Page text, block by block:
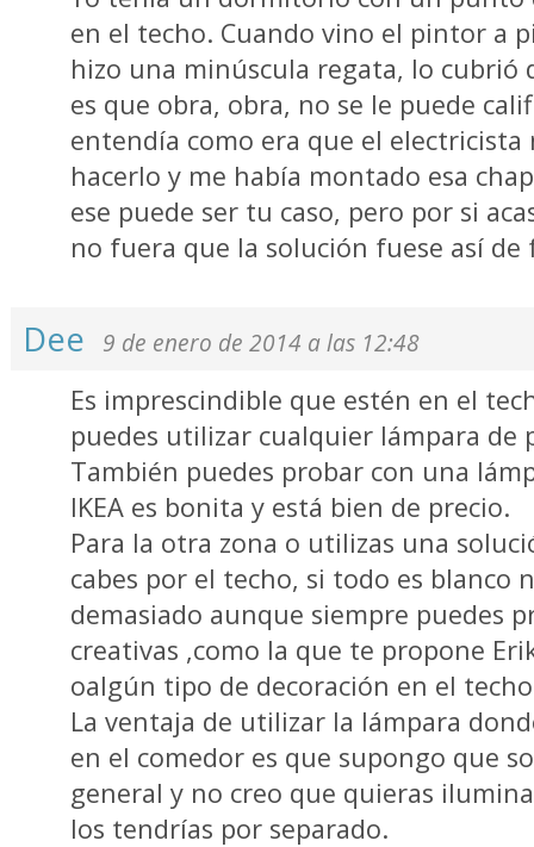
en el techo. Cuando vino el pintor a
hizo una minúscula regata, lo cubrió
es que obra, obra, no se le puede
entendía como era que el
hacerlo y me había montado esa
ese puede ser tu caso, pero por si
no fuera que la solución fuese así de
Dee 9 de enero de 2014 a las 12:48
Es imprescindible que estén en el
puedes utilizar cualquier lámpara de
También puedes probar con una
IKEA es bonita y está bien de precio.
Para la otra zona o utilizas una
cabes por el techo, si todo es blanco
demasiado aunque siempre puedes
creativas ,como la que te propone
oalgún tipo de decoración en el
La ventaja de utilizar la lámpara
en el comedor es que supongo que
general y no creo que quieras
los tendrías por separado.